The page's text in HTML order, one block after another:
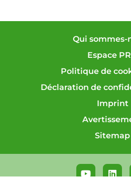
Qui sommes-
Espace
Politique de
Déclaration de
Imprint
Sitemap
Y
L